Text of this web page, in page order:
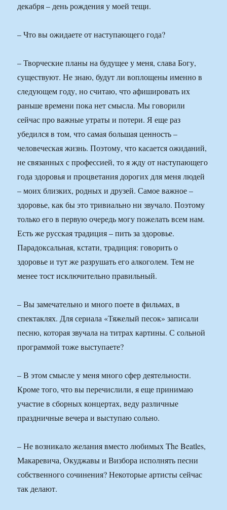
декабря – день рождения у моей тещи.
– Что вы ожидаете от наступающего года?
– Творческие планы на будущее у меня, слава Богу,
существуют. Не знаю, будут ли воплощены именно в
следующем году, но считаю, что афишировать их
раньше времени пока нет смысла. Мы говорили
сейчас про важные утраты и потери. Я еще раз
убедился в том, что самая большая ценность –
человеческая жизнь. Поэтому, что касается ожиданий,
не связанных с профессией, то я жду от наступающего
года здоровья и процветания дорогих для меня людей
– моих близких, родных и друзей. Самое важное –
здоровье, как бы это тривиально ни звучало. Поэтому
только его в первую очередь могу пожелать всем нам.
Есть же русская традиция – пить за здоровье.
Парадоксальная, кстати, традиция: говорить о
здоровье и тут же разрушать его алкоголем. Тем не
менее тост исключительно правильный.
– Вы замечательно и много поете в фильмах, в
спектаклях. Для сериала «Тяжелый песок» записали
песню, которая звучала на титрах картины. С сольной
программой тоже выступаете?
– В этом смысле у меня много сфер деятельности.
Кроме того, что вы перечислили, я еще принимаю
участие в сборных концертах, веду различные
праздничные вечера и выступаю сольно.
– Не возникало желания вместо любимых The Beatles,
Макаревича, Окуджавы и Визбора исполнять песни
собственного сочинения? Некоторые артисты сейчас
так делают.